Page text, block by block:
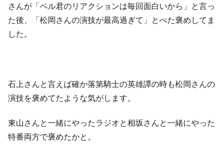
さんが「ベル君のリアクションは毎回面白いから」と言っ
た後、「松岡さんの演技が最高過ぎて」とべた褒めしてま
した。
石上さんと言えば確か落第騎士の英雄譚の時も松岡さんの
演技を褒めてたような気がします。
東山さんと一緒にやったラジオと相坂さんと一緒にやった
特番両方で褒めたかと。